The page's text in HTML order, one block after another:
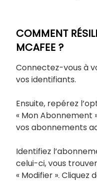
COMMENT
MCAFEE ?
Connectez-vous à
vos identifiants.
Ensuite, repérez
« Mon Abonnement
vos abonnements
Identifiez
celui-ci, vous
« Modifier ». Cliquez